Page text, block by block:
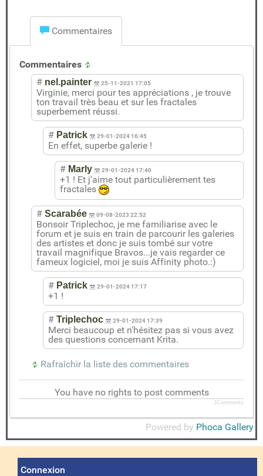
Commentaires
Commentaires
# nel.painter 25-11-2021 17:05
Virginie, merci pour tes appréciations , je trouve
ton travail très beau et sur les fractales
superbement réussi.
# Patrick 29-01-2024 16:45
En effet, superbe galerie !
# Marly 29-01-2024 17:40
+1 ! Et j'aime tout particulièrement tes
fractales
# Scarabée 09-08-2023 22:52
Bonsoir Triplechoc, je me familiarise avec le
forum et je suis en train de parcourir les galeries
des artistes et donc je suis tombé sur votre
travail magnifique Bravos...je vais regarder ce
fameux logiciel, moi je suis Affinity photo.:)
# Patrick 29-01-2024 17:17
+1 !
# Triplechoc 29-01-2024 17:39
Merci beaucoup et n'hésitez pas si vous avez
des questions concernant Krita.
Rafraîchir la liste des commentaires
You have no rights to post comments
JComments
Powered by Phoca Gallery
Connexion